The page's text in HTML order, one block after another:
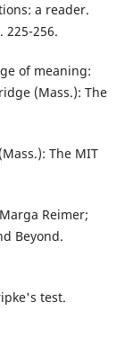
a reader.
225-256.
of meaning:
(Mass.): The
The MIT
Reimer;
Beyond.
test.